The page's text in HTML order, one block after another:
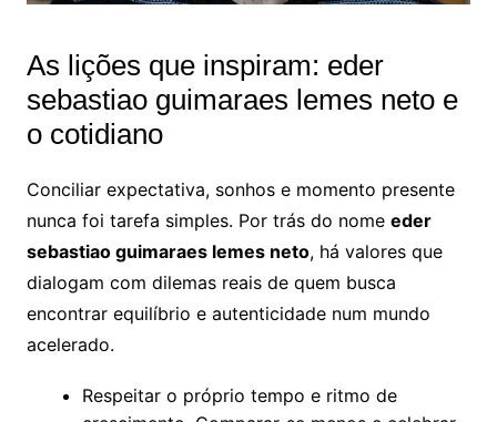
As lições que inspiram: eder
sebastiao guimaraes lemes neto e
o cotidiano
Conciliar expectativa, sonhos e momento presente
nunca foi tarefa simples. Por trás do nome eder
sebastiao guimaraes lemes neto, há valores que
dialogam com dilemas reais de quem busca
encontrar equilíbrio e autenticidade num mundo
acelerado.
Respeitar o próprio tempo e ritmo de